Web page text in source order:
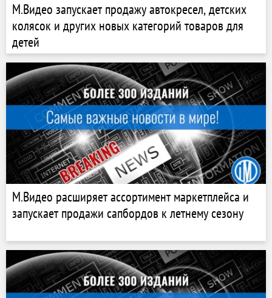
М.Видео запускает продажу автокресел, детских
колясок и других новых категорий товаров для
детей
М.Видео расширяет ассортимент маркетплейса и
запускает продажи сапбордов к летнему сезону